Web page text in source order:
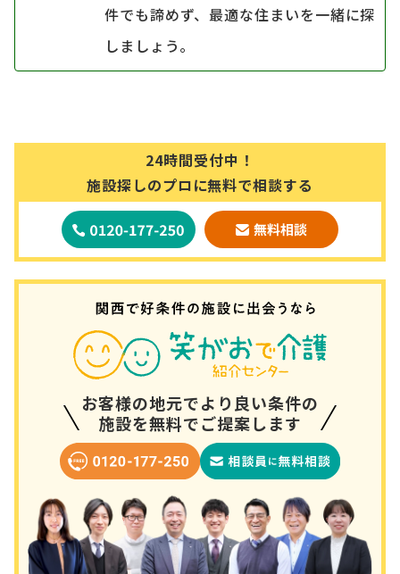
件でも諦めず、最適な住まいを一緒に探
しましょう。
24時間受付中！
施設探しのプロに無料で相談する
お客様の地元でより良い条件の
施設を無料でご提案します